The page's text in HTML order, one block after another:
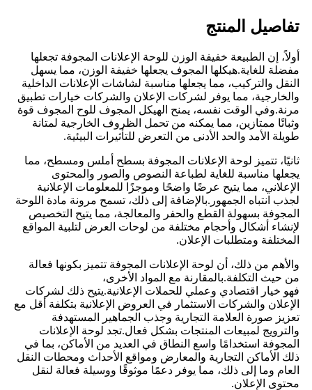
تفاصيل المنتج
أولاً، إن الطبيعة خفيفة الوزن للوحة الإعلانات المجوفة تجعلها
مفضلة للغاية.هيكلها المجوف يجعلها خفيفة الوزن، مما يسهل
النقل والتركيب، مما يجعلها مناسبة لشاشات الإعلانات الداخلية
والخارجية، مما يوفر لشركات الإعلان والشركات خيارات تطبيق
مرنة.وفي الوقت نفسه، يمنح الهيكل المجوف للوح المجوف قوة
وثباتًا ممتازين، مما يمكنه من تحمل الظروف الخارجية لمتانة
طويلة الأمد والحد الأدنى من التعرض للتأثيرات البيئية.
ثانيًا، تتميز لوحة الإعلانات المجوفة بسطح أملس ومسطح، مما
يجعلها مناسبة للغاية لطباعة النصوص والصور والمحتوى
الإعلاني، مما يتيح عرضًا واضحًا وموجزًا ​​للمعلومات الإعلانية
لجذب انتباه الجمهور.بالإضافة إلى ذلك، تسمح مرونة مادة اللوحة
المجوفة بسهولة القطع والحفر والمعالجة، مما يتيح التخصيص
لإنشاء أشكال وأحجام مختلفة من لوحات العرض لتلبية المواقع
المختلفة ومتطلبات الإعلان.
والأهم من ذلك، أن لوحة الإعلانات المجوفة تتميز بكونها فعالة
من حيث التكلفة.بالمقارنة مع المواد الأخرى،
فهو خيار اقتصادي وعملي للحملات الإعلانية.يتيح ذلك لشركات
الإعلان والشركات الاستثمار في العروض الإعلانية بتكلفة أقل مع
تعزيز صورة العلامة التجارية وجذب الجماهير المستهدفة
والترويج لمبيعات المنتجات بشكل فعال.تجد لوحة الإعلانات
المجوفة استخدامًا واسع النطاق في العديد من الأماكن، بما في
ذلك الأماكن التجارية والمعارض ومواقع الأحداث ومحطات النقل
العام وما إلى ذلك، مما يوفر دعمًا موثوقًا ووسيلة فعالة لنقل
محتوى الإعلان.